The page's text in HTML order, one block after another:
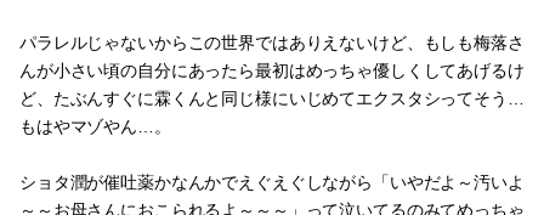
パラレルじゃないからこの世界ではありえないけど、もしも梅落さ
んが小さい頃の自分にあったら最初はめっちゃ優しくしてあげるけ
ど、たぶんすぐに霖くんと同じ様にいじめてエクスタシってそう…
もはやマゾやん…。
ショタ潤が催吐薬かなんかでえぐえぐしながら「いやだよ～汚いよ
～～お母さんにおこられるよ～～～」って泣いてるのみてめっちゃ